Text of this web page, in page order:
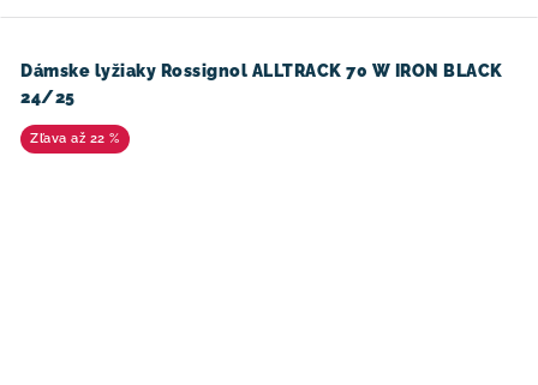
Dámske lyžiaky Rossignol ALLTRACK 70 W IRON BLACK
24/25
až 22 %